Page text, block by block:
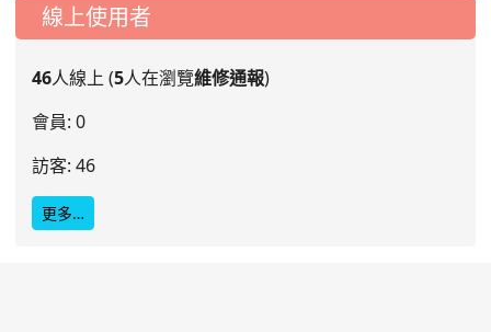
線上使用者
46人線上 (5人在瀏覽維修通報)
會員: 0
訪客: 46
更多…